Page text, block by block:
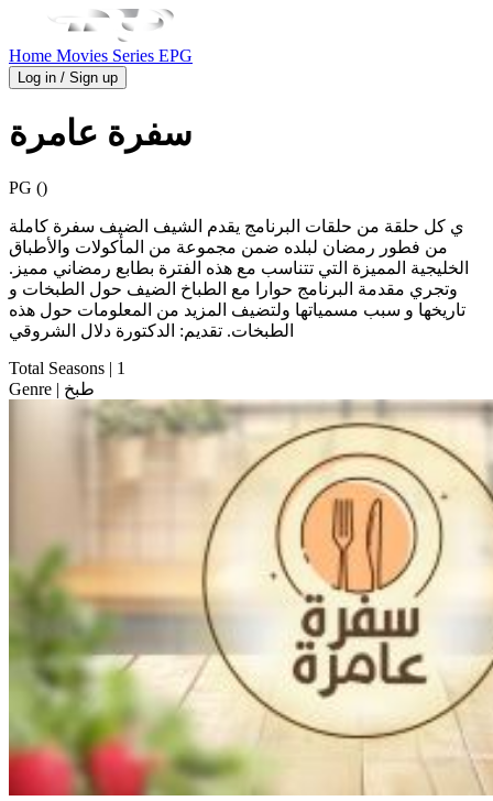
Home Movies Series EPG
Log in / Sign up
سفرة عامرة
PG ()
ي كل حلقة من حلقات البرنامج يقدم الشيف الضيف سفرة كاملة
من فطور رمضان لبلده ضمن مجموعة من المأكولات والأطباق
الخليجية المميزة التي تتناسب مع هذه الفترة بطابع رمضاني مميز.
وتجري مقدمة البرنامج حوارا مع الطباخ الضيف حول الطبخات و
تاريخها و سبب مسمياتها ولتضيف المزيد من المعلومات حول هذه
الطبخات. تقديم: الدكتورة دلال الشروقي
Total Seasons | 1
Genre
| طبخ